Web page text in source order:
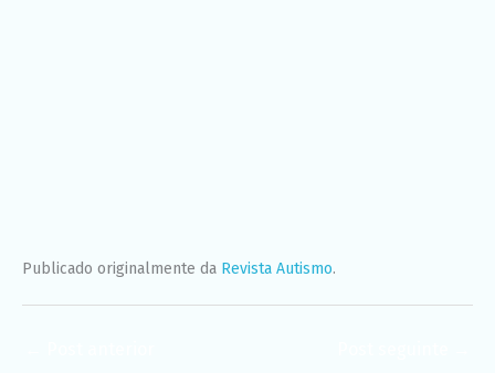
Publicado originalmente da Revista Autismo.